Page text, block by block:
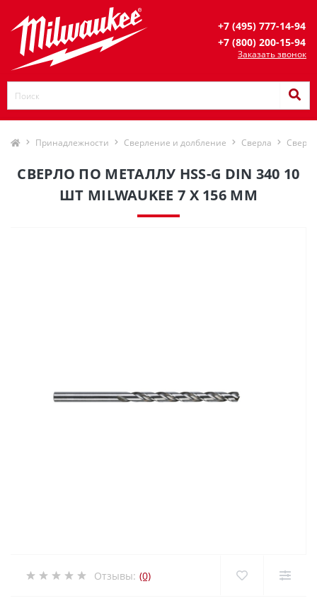
+7 (495) 777-14-94
+7 (800) 200-15-94
Заказать звонок
Принадлежности Сверление и долбление Сверла
СВЕРЛО ПО МЕТАЛЛУ HSS-G DIN 340 10
ШТ MILWAUKEE 7 X 156 ММ
Отзывы: (0)